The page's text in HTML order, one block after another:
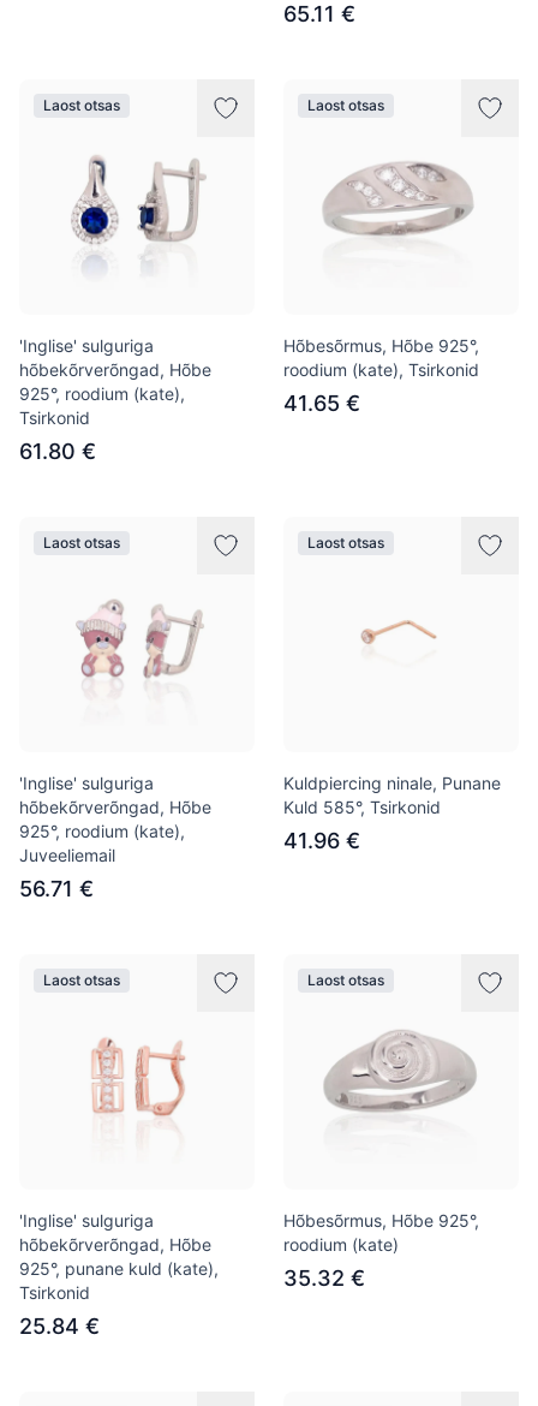
65.11 €
Laost otsas
'Inglise' sulguriga
hõbekõrverõngad, Hõbe
925°, roodium (kate),
Tsirkonid
61.80 €
Laost otsas
Hõbesõrmus, Hõbe 925°,
roodium (kate), Tsirkonid
41.65 €
Laost otsas
'Inglise' sulguriga
hõbekõrverõngad, Hõbe
925°, roodium (kate),
Juveeliemail
56.71 €
Laost otsas
Kuldpiercing ninale, Punane
Kuld 585°, Tsirkonid
41.96 €
Laost otsas
'Inglise' sulguriga
hõbekõrverõngad, Hõbe
925°, punane kuld (kate),
Tsirkonid
25.84 €
Laost otsas
Hõbesõrmus, Hõbe 925°,
roodium (kate)
35.32 €